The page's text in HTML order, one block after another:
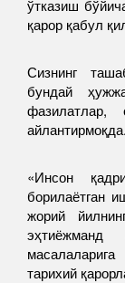
ўтказиш
қарор қабул
Сизнинг
бундай
фазилатлар,
айлантирмоқда.
«Инсон
борилаётган
жорий
тарихий